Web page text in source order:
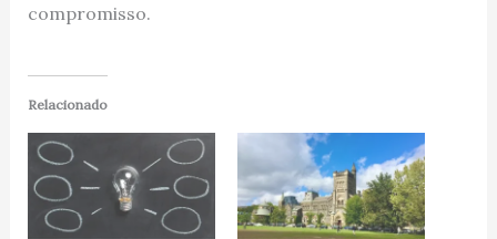
compromisso.
Relacionado